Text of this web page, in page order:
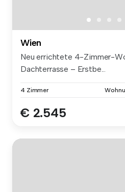
Wien
Neu errichtete 4-Zimmer-
Dachterrasse – Erstbe...
4 Zimmer
€ 2.545